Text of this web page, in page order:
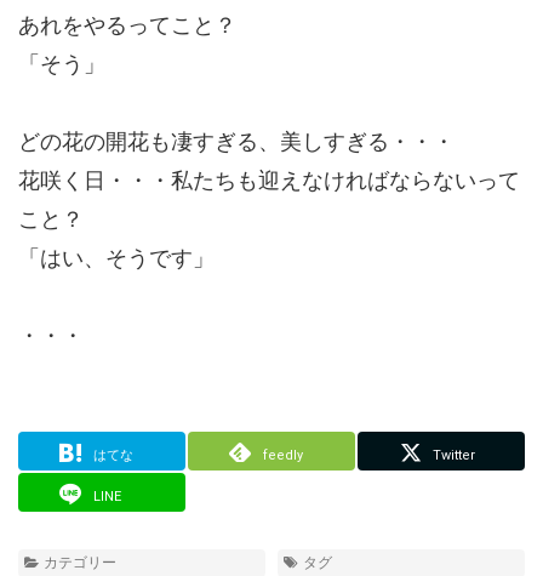
あれをやるってこと？
「そう」
どの花の開花も凄すぎる、美しすぎる・・・
花咲く日・・・私たちも迎えなければならないって
こと？
「はい、そうです」
・・・
はてな feedly Twitter
LINE
カテゴリー タグ